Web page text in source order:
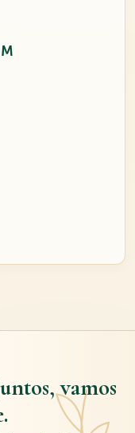
vamos